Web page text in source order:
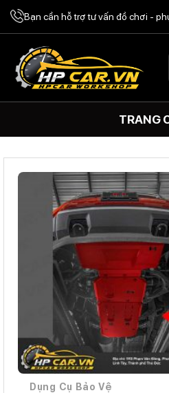
Chuyển
đến
dung
Bạn cần hỗ trợ tư vấn đồ chơi -
TRANG
Dụng Cụ Bảo Vệ